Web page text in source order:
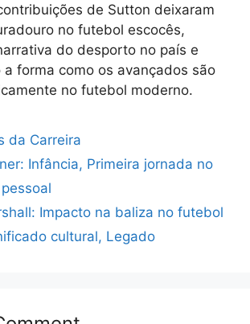
de Sutton deixaram
no futebol escocês,
do desporto no país e
a forma como os avançados são
no futebol moderno.
da Carreira
Infância, Primeira jornada no
Impacto na baliza no futebol
cultural, Legado